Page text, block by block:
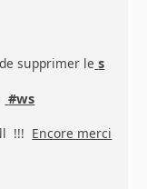
supprimer le s
#ws
!!! Encore merci